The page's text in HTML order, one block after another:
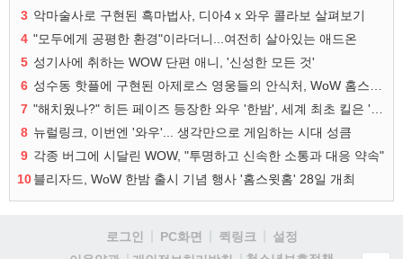
3 악마술사로 구현된 흑마법사, 디아4 x 와우 콜라보 살펴보기
4 "모두에게 공평한 환경"이라더니...여전히 살아있는 애드온
5 성기사에 취하는 WOW 단편 애니, '신성한 모든 것'
6
7
8 뉴럴링크, 이번엔 '와우'... 생각만으로 게임하는 시대 성큼
9 각종 버그에 시달린 WOW, "투명하고 신속한 소통과 대응 약속"
10블리자드, WoW 한밤 출시 기념 행사 '홈스윗홈' 28일 개최
로그인 PC화면 퀵링크
설정